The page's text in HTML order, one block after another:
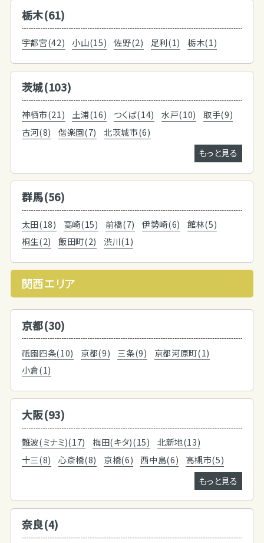
栃木(61)
宇都宮(42) 小山(15) 佐野(2) 足利(1) 栃木(1)
茨城(103)
神栖市(21) 土浦(16) つくば(14) 水戸(10)
取手(9)
古河(8)
偕楽園(7)
北茨城市(6)
もっと見る
群馬(56)
太田(18) 高崎(15) 前橋(7) 伊勢崎(6)
館林(5)
桐生(2)
飯田町(2) 渋川(1)
関西エリア
京都(30)
祇園四条(10) 京都(9) 三条(9)
京都河原町(1)
小倉(1)
大阪(93)
難波(ミナミ)(17) 梅田(キタ)(15)
北新地(13)
十三(8)
心斎橋(8) 京橋(6) 西中島(6)
高槻市(5)
もっと見る
奈良(4)